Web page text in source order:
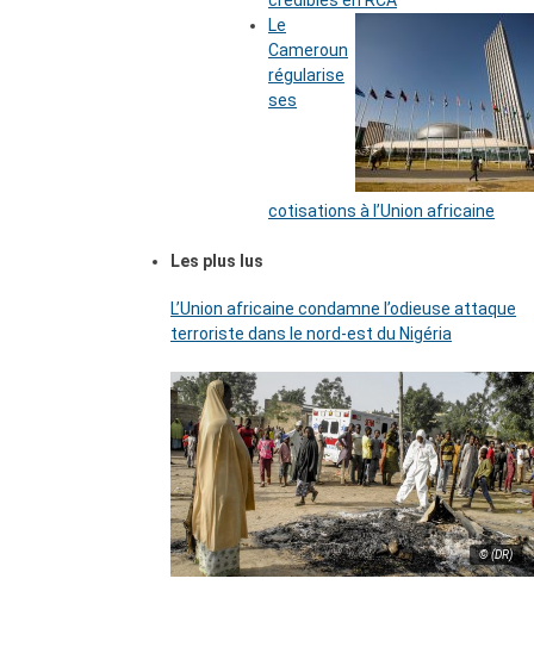
Le
Cameroun
régularise
ses
cotisations à l’Union africaine
Les plus lus
L’Union africaine condamne l’odieuse attaque
terroriste dans le nord-est du Nigéria
© (DR)